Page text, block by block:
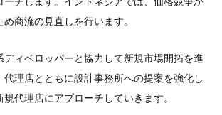
商流の見直しを行います。
ディベロッパーと協力して新規市場開拓を進
理店とともに設計事務所への提案を強化し
代理店にアプローチしていきます。